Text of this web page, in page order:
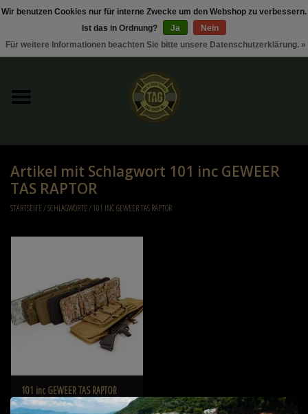
Sonderangebote / Rabattaktionen
Kleding
Tactical gear
Diverse
Artikel mit Schlagwort 101 inc GEWEER
TAS RAPTOR
STARTSEITE/SCHLAGWORTE/101 INC GEWEER TAS RAPTOR
101 inc GEWEER TAS RAPTOR
€80,95
Wir benutzen Cookies nur für interne Zwecke um den Webshop zu verbessern.
Ist das in Ordnung?
Ja
Nein
Für weitere Informationen beachten Sie bitte unsere Datenschutzerklärung. »